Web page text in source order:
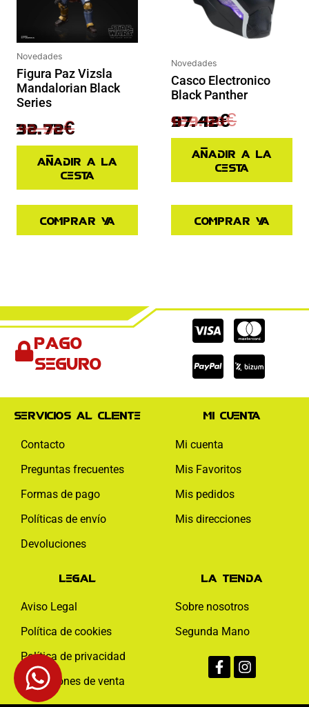
Novedades
Figura Paz Vizsla
Mandalorian Black
Series
40.90€
32.72€
Añadir a la
cesta
Comprar ya
Novedades
Casco Electronico
Black Panther
129.90€
97.42€
Añadir a la
cesta
Comprar ya
Pago
seguro
Cc-
visa
Cc-
Cc-
paypal
Servicios al cliente
Contacto
Preguntas frecuentes
Formas de pago
Políticas de envío
Devoluciones
Mi cuenta
Mi cuenta
Mis Favoritos
Mis pedidos
Mis direcciones
Legal
Aviso Legal
Política de cookies
Política de privacidad
Condiciones de venta
La tienda
Sobre nosotros
Segunda Mano
f